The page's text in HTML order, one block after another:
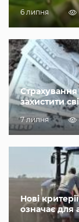
6 липня
захистити
7 липня
Нові
означає для